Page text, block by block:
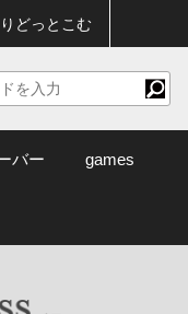
どっとこむ
バー games